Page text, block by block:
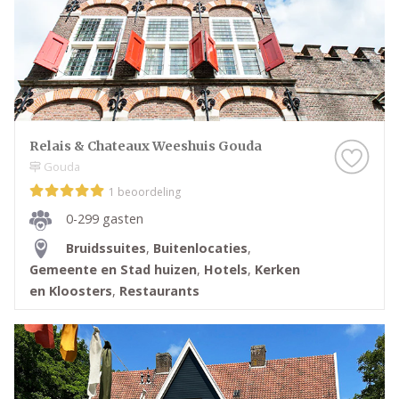
Relais & Chateaux Weeshuis Gouda
Gouda
1 beoordeling
0-299 gasten
Bruidssuites, Buitenlocaties,
Gemeente en Stad huizen, Hotels, Kerken
en Kloosters, Restaurants